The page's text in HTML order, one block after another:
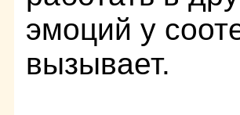
эмоций у
вызывает.